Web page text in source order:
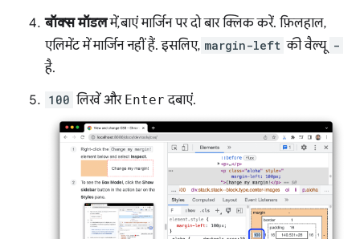
बॉक्स मॉडलमें, बाएं मार्जिन पर दो बार क्लिक करें. फ़िलहाल,
एलिमेंट में मार्जिन नहीं हैं. इसलिए, margin-left की वैल्यू -
है.
100 लिखें और Enter दबाएं.